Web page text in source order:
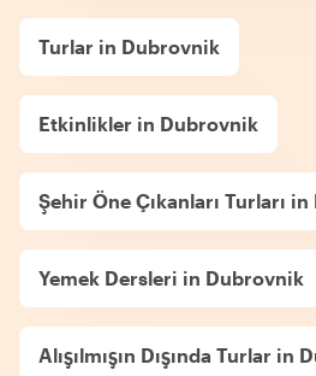
Turlar in Dubrovnik
Etkinlikler in Dubrovnik
Şehir Öne Çıkanları Turları
Yemek Dersleri in Dubrovnik
Alışılmışın Dışında Turlar in